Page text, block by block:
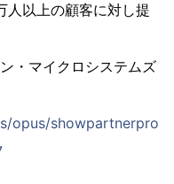
人以上の顧客に対し提
・マイクロシステムズ
opus/showpartnerpro